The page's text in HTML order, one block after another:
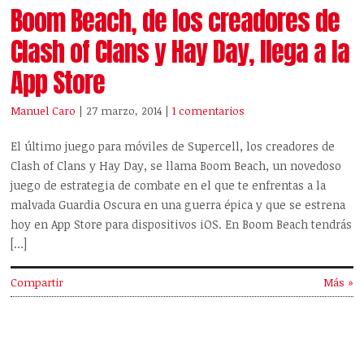
Boom Beach, de los creadores de
Clash of Clans y Hay Day, llega a la
App Store
Manuel Caro | 27 marzo, 2014 |1 comentarios
El último juego para móviles de Supercell, los creadores de
Clash of Clans y Hay Day, se llama Boom Beach, un novedoso
juego de estrategia de combate en el que te enfrentas a la
malvada Guardia Oscura en una guerra épica y que se estrena
hoy en App Store para dispositivos iOS. En Boom Beach tendrás
[…]
Compartir Más »